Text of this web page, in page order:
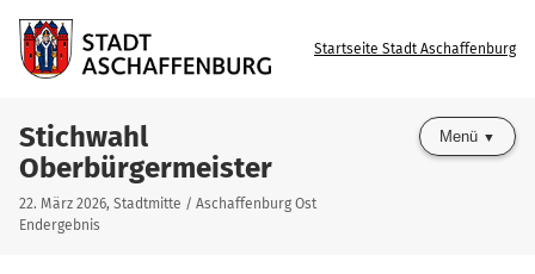
Startseite Stadt Aschaffenburg
Stichwahl
Oberbürgermeister
22. März 2026, Stadtmitte / Aschaffenburg Ost
Endergebnis
Menü